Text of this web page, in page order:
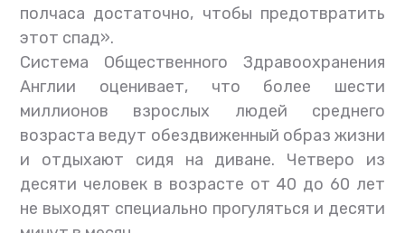
полчаса достаточно, чтобы предотвратить
этот спад».
Система Общественного Здравоохранения
Англии оценивает, что более шести
миллионов взрослых людей среднего
возраста ведут обездвиженный образ жизни
и отдыхают сидя на диване. Четверо из
десяти человек в возрасте от 40 до 60 лет
не выходят специально прогуляться и десяти